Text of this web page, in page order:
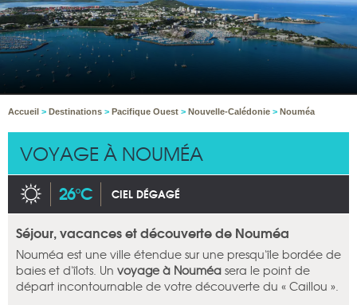
Accueil > Destinations > Pacifique Ouest > Nouvelle-Calédonie > Nouméa
VOYAGE À NOUMÉA
26°C CIEL DÉGAGÉ
Séjour, vacances et découverte de Nouméa
Nouméa est une ville étendue sur une presqu'île bordée de
baies et d'îlots. Un voyage à Nouméa sera le point de
départ incontournable de votre découverte du « Caillou ».